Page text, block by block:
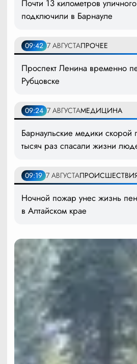
Почти 13 километров
подключили в Барнауле
09:42 7 АВГУСТАПРОЧЕЕ
Проспект Ленина временно
Рубцовске
09:24 7 АВГУСТАМЕДИЦИНА
Барнаульские медики
тысяч раз спасали жизни
09:19 7 АВГУСТА
Ночной пожар унес жизнь
в Алтайском крае